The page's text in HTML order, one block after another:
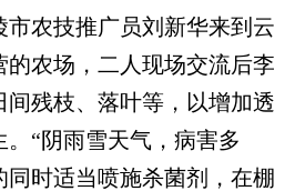
农技推广员刘新华来到云
农场，二人现场交流后李
残枝、落叶等，以增加透
“阴雨雪天气，病害多
时适当喷施杀菌剂，在棚